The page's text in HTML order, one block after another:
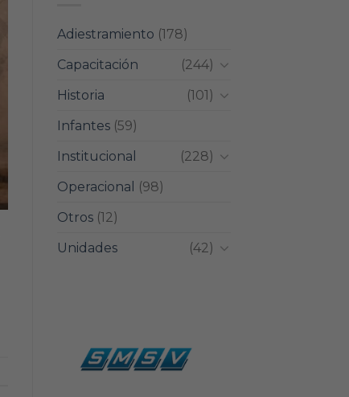
Adiestramiento (178)
Capacitación
(244)
Historia
(101)
Infantes(59)
Institucional
(228)
Operacional
(98)
Otros(12)
Unidades
(42)